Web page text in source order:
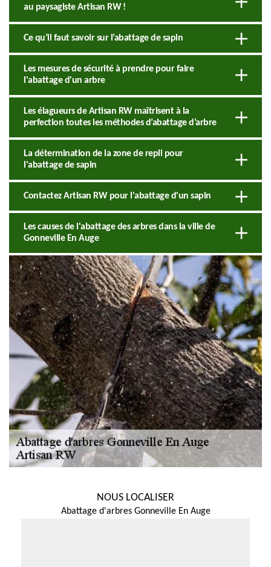
au paysagiste Artisan RW !
Ce qu’il faut savoir sur l’abattage de sapin
Les mesures de sécurité à prendre pour faire
l'abattage d'un arbre
Les élagueurs de Artisan RW maîtrisent à la
perfection toutes les méthodes d’abattage d’arbre
La détermination de la zone de repli pour
l'abattage de sapin
Contactez Artisan RW pour l'abattage d'un sapin
Les causes de l'abattage des arbres dans la ville de
Gonneville En Auge
NOUS LOCALISER
Abattage d'arbres Gonneville En Auge